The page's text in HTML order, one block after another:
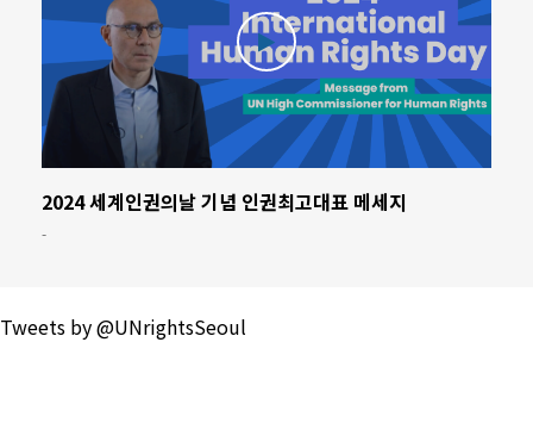
2024 세계인권의날 기념 인권최고대표 메세지
-
Tweets by @UNrightsSeoul